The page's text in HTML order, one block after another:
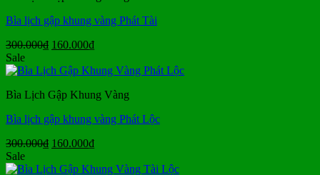
Bìa lịch gập khung vàng Phát Tài
300.000₫ Giá
là:
160.000₫Giá
tại
160.000₫.
Sale
Bìa Lịch Gập Khung Vàng
Bìa lịch gập khung vàng Phát Lộc
300.000₫ Giá
là:
160.000₫Giá
tại
Sale